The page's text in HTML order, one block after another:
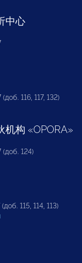
中心
116, 117, 132)
机构 «OPORA»
(доб. 124)
115, 114, 113)